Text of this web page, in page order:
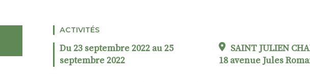
ACTIVITÉS
Du 23 septembre 2022 au 25
septembre 2022
SAINT JULIEN
18 avenue Jules